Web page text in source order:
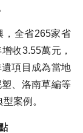
，全省265家省
收3.55萬元，
項目成為當地
、洛南草編等
案例。